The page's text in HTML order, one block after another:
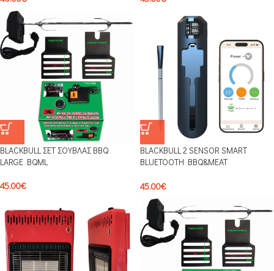
BLACKBULL ΣΕΤ ΣΟΥΒΛΑΣ BBQ
LARGE BQML
45.00€
BLACKBULL 2 SENSOR SMART
BLUETOOTH BBQ&ΜΕΑΤ
ΑΙΣΘΗΤΗΡΕΣ, ΕΝΔΕΙΞΕΙΣ ΨΗΤΟΥ ΚΑΙ
ΠΕΡΙΒΑΛΛΟΝΤΟΣ
45.00€